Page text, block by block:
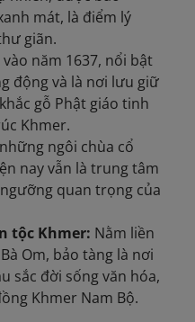
mát, là điểm lý
giãn.
năm 1637, nổi bật
động và là nơi lưu giữ
gỗ Phật giáo tinh
Khmer.
ngôi chùa cổ
nay vẫn là trung tâm
quan trọng của
tộc Khmer: Nằm liền
Om, bảo tàng là nơi
sắc đời sống văn hóa,
Khmer Nam Bộ.